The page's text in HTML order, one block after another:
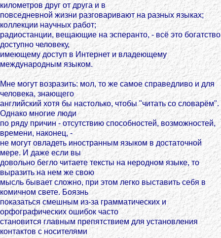
километров друг от друга и в
повседневной жизни разговаривают на разных языках;
коллекции научных работ;
радиостанции, вещающие на эсперанто, - всё это богатство
доступно человеку,
имеющему доступ в Интернет и владеющему
международным языком.
Мне могут возразить: мол, то же самое справедливо и для
человека, знающего
английский хотя бы настолько, чтобы "читать со словарём".
Однако многие люди
по ряду причин - отсутствию способностей, возможностей,
времени, наконец, -
не могут овладеть иностранным языком в достаточной
мере. И даже если вы
довольно бегло читаете тексты на неродном языке, то
выразить на нем же свою
мысль бывает сложно, при этом легко выставить себя в
комичном свете. Боязнь
показаться смешным из-за грамматических и
орфографических ошибок часто
становится главным препятствием для установления
контактов с носителями